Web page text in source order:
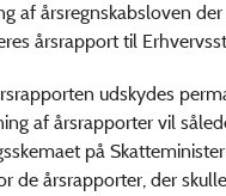
af årsregnskabsloven der
årsrapport til
udskydes
af årsrapporter vil
på
de årsrapporter, der